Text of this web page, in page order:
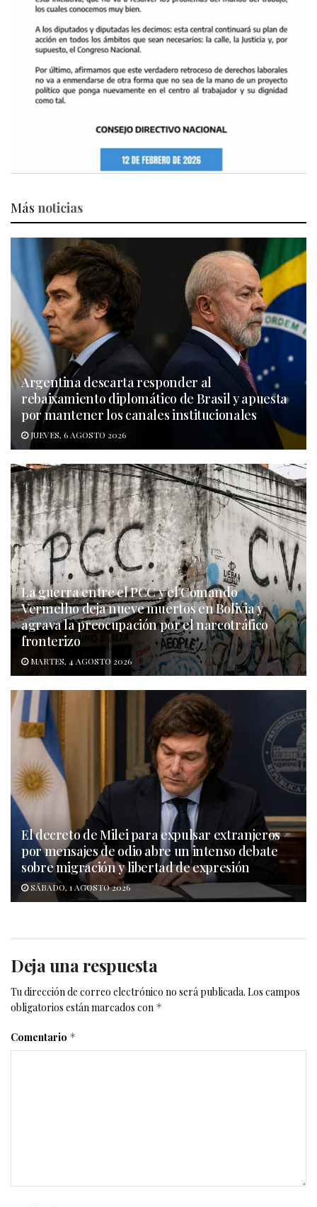
Más noticias
Argentina descarta responder al
rebaixamiento diplomático de Brasil y apuesta
por mantener los canales institucionales
JUEVES, 6 AGOSTO 2026
La guerra entre el PCC y el Comando
Vermelho deja nueve muertos en Bolivia y
agrava la preocupación por el narcotráfico
fronterizo
MARTES, 4 AGOSTO 2026
El decreto de Milei para expulsar extranjeros
por mensajes de odio abre un intenso debate
sobre migración y libertad de expresión
SÁBADO, 1 AGOSTO 2026
Deja una respuesta
Tu dirección de correo electrónico no será publicada. Los campos
obligatorios están marcados con *
Comentario *